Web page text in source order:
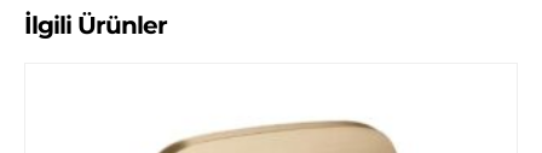
İlgili Ürünler